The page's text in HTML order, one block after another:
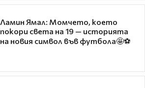
Ламин Ямал: Момчето, което
покори света на 19 — историята
на новия символ във футбола🤩⚽